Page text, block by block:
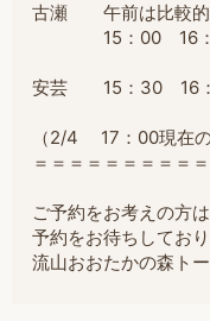
古瀬 午前は比較的
15：00 16：
安芸 15：30 16
（2/4 17：00現在の
＝ ＝＝＝＝＝＝＝＝
ご予約をお考えの方
予約をお待ちしており
流山おおたかの森ト